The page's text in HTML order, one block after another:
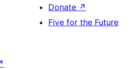
Donate ↗
Five for the Future